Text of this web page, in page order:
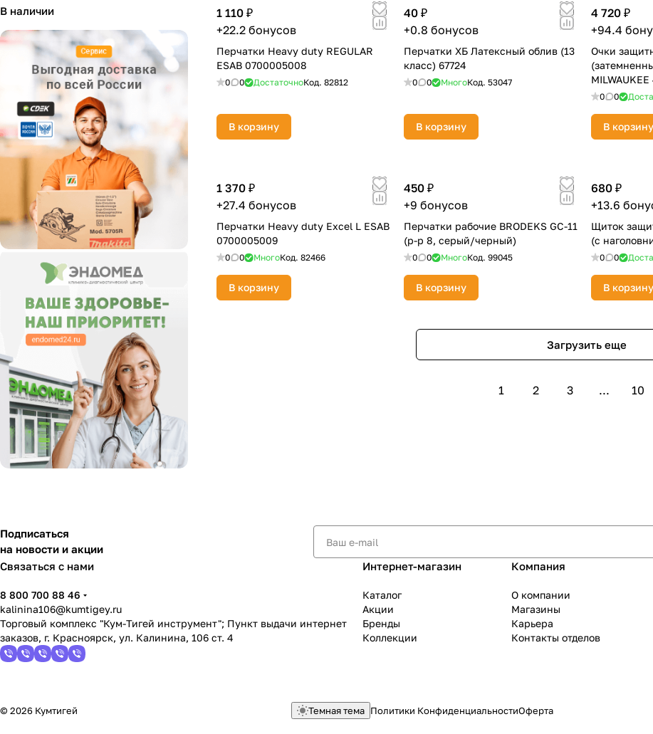
1 110 ₽
+22.2 бонусов
Перчатки Heavy duty REGULAR
ESAB 0700005008
0 0 ДостаточноКод. 82812
В корзину
40 ₽
+0.8 бонусов
Перчатки ХБ Латексный облив (13
класс) 67724
0 0 МногоКод. 53047
В корзину
4 720 ₽
+94.4
Очки
0 0
В корзину
1 370 ₽
+27.4 бонусов
Перчатки Heavy duty Excel L ESAB
0700005009
0 0 МногоКод. 82466
В корзину
450 ₽
+9 бонусов
Перчатки рабочие BRODEKS GC-11
(р-р 8, серый/черный)
0 0 МногоКод. 99045
В корзину
680 ₽
+13.6
Щиток
(с
0 0
В корзину
Загрузить еще
1 2 3 ... 10
KRAFTOOL
STANLEY
ЗУБР
Ресанта
В наличии
Подписаться
на новости и акции
Связаться с нами
8 800 700 88 46
kalinina106@kumtigey.ru
Торговый комплекс "Кум-Тигей инструмент"; Пункт выдачи интернет
заказов, г. Красноярск, ул. Калинина, 106 ст. 4
Интернет-магазин
Каталог
Акции
Бренды
Коллекции
Компания
О компании
Магазины
Карьера
Контакты отделов
© 2026 Кумтигей Темная тема Политики КонфиденциальностиОферта